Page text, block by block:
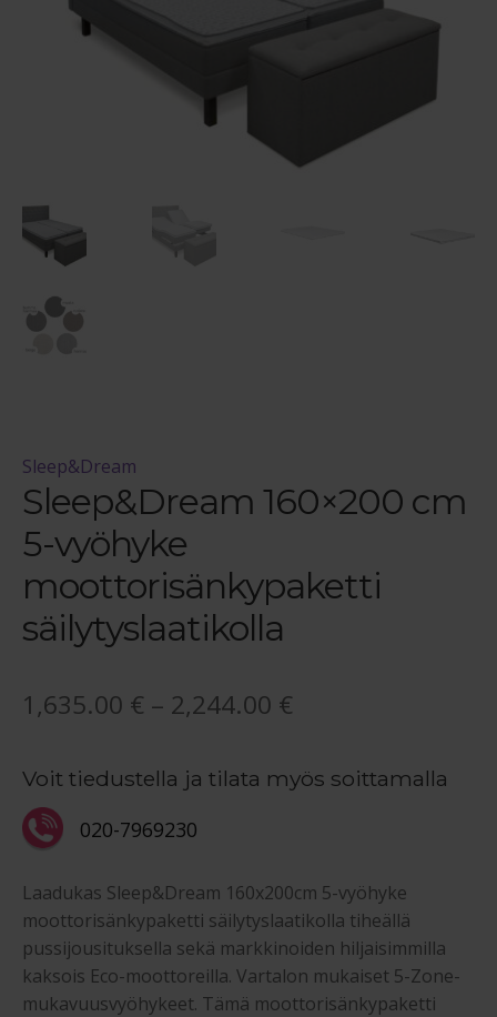
Blogi – Jenkkisänky
Sleep&Dream
Sleep&Dream 160×200 cm
5-vyöhyke
moottorisänkypaketti
säilytyslaatikolla
1,635.00 € – 2,244.00 €
-
Voit tiedustella ja tilata myös soittamalla
020-7969230
Laadukas Sleep&Dream 160x200cm 5-vyöhyke
moottorisänkypaketti säilytyslaatikolla tiheällä
pussijousituksella sekä markkinoiden hiljaisimmilla
kaksois Eco-moottoreilla. Vartalon mukaiset 5-Zone-
mukavuusvyöhykeet. Tämä moottorisänkypaketti